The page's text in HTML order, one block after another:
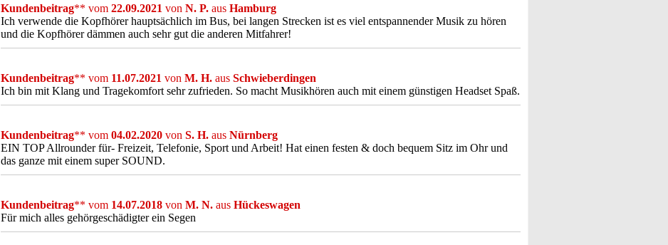
Kundenbeitrag** vom 22.09.2021 von N. P. aus Hamburg
Ich verwende die Kopfhörer hauptsächlich im Bus, bei langen Strecken ist es viel entspannender Musik zu hören
und die Kopfhörer dämmen auch sehr gut die anderen Mitfahrer!
Kundenbeitrag** vom 11.07.2021 von M. H. aus Schwieberdingen
Ich bin mit Klang und Tragekomfort sehr zufrieden. So macht Musikhören auch mit einem günstigen Headset Spaß.
Kundenbeitrag** vom 04.02.2020 von S. H. aus Nürnberg
EIN TOP Allrounder für- Freizeit, Telefonie, Sport und Arbeit! Hat einen festen & doch bequem Sitz im Ohr und
das ganze mit einem super SOUND.
Kundenbeitrag** vom 14.07.2018 von M. N. aus Hückeswagen
Für mich alles gehörgeschädigter ein Segen